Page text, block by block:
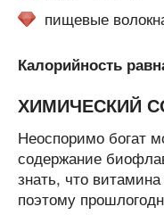
пищевые
Калорийность
ХИМИЧЕСКИЙ
Неоспоримо богат
содержание
знать, что
поэтому